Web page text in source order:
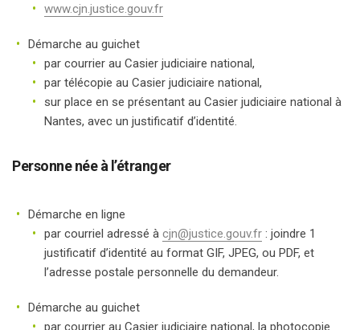
www.cjn.justice.gouv.fr
Démarche au guichet
par courrier au Casier judiciaire national,
par télécopie au Casier judiciaire national,
sur place en se présentant au Casier judiciaire national à
Nantes, avec un justificatif d’identité.
Personne née à l’étranger
Démarche en ligne
par courriel adressé à cjn@justice.gouv.fr : joindre 1
justificatif d’identité au format GIF, JPEG, ou PDF, et
l’adresse postale personnelle du demandeur.
Démarche au guichet
par courrier au Casier judiciaire national, la photocopie